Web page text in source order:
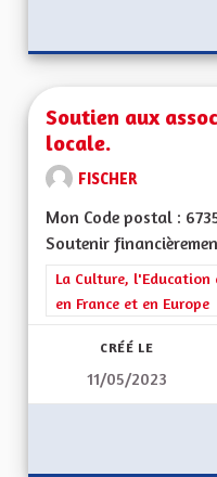
Soutien aux
locale.
FISCHER
Mon Code postal :
Soutenir
Filtrer les résultats de
La Culture,
en France et en Europe
CRÉÉ LE
11/05/2023